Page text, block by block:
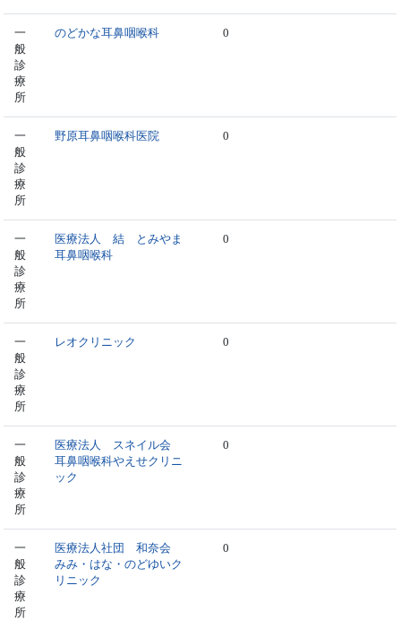
一
般
診
療
所
のどかな耳鼻咽喉科 0
一
般
診
療
所
野原耳鼻咽喉科医院 0
一
般
診
療
所
医療法人 結 とみやま
耳鼻咽喉科
0
一
般
診
療
所
レオクリニック 0
一
般
診
療
所
医療法人 スネイル会
耳鼻咽喉科やえせクリニ
ック
0
一
般
診
療
所
医療法人社団 和奈会
みみ・はな・のどゆいク
リニック
0